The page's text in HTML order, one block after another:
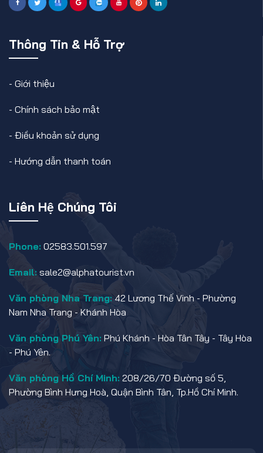
Thông Tin & Hỗ Trợ
- Giới thiệu
- Chính sách bảo mật
- Điều khoản sử dụng
- Hướng dẫn thanh toán
Liên Hệ Chúng Tôi
Phone: 02583.501.597
Email: sale2@alphatourist.vn
Văn phòng Nha Trang:42 Lương Thế Vinh - Phường
Nam Nha Trang - Khánh Hòa
Văn phòng Phú Yên: Phú Khánh - Hòa Tân Tây - Tây Hòa
- Phú Yên.
Văn phòng Hồ Chí Minh: 208/26/70 Đường số 5,
Phường Bình Hưng Hoà, Quận Bình Tân, Tp.Hồ Chí Minh.